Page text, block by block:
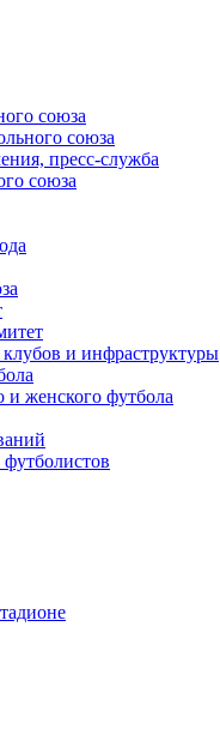
союза
союза
пресс-служба
союза
и инфраструктуры
женского футбола